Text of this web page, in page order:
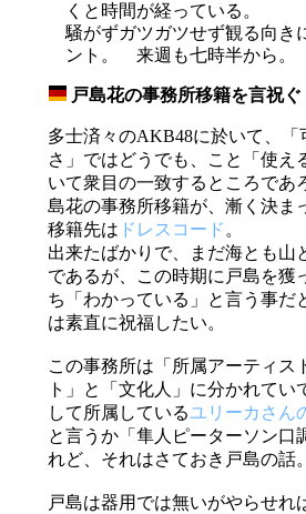
くと時間が経っている。
騒がずガツガツせず観る向き
ント。 来週も七時半から。
戸島花の事務所移籍を言祝ぐ
多士済々のAKB48に於いて、「
さ」ではどうでも、こと「使え
いて衆目の一致するところであ
島花の事務所移籍が、漸く決ま
移籍先は ドレスコード 。
出来たばかりで、まだ海とも山
であるが、この時期に戸島を獲
ち「わかっている」と言う事だ
は素直に祝福したい。
この事務所は「所属アーティス
ト」と「文化人」に分かれてい
して所属しているユリーカさん
と言うか「隼人ピーターソン口
れど、それはさておき戸島の話。
戸島は器用では無いがやらせれ